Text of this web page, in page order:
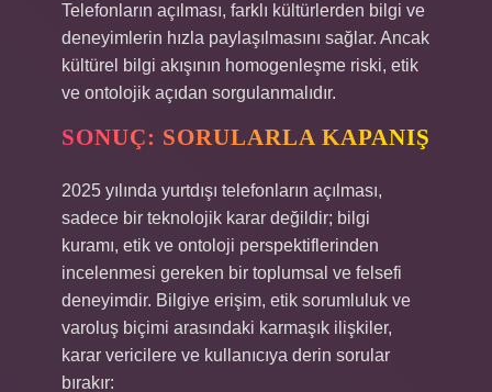
Telefonların açılması, farklı kültürlerden bilgi ve
deneyimlerin hızla paylaşılmasını sağlar. Ancak
kültürel bilgi akışının homogenleşme riski, etik
ve ontolojik açıdan sorgulanmalıdır.
SONUÇ: SORULARLA KAPANIŞ
2025 yılında yurtdışı telefonların açılması,
sadece bir teknolojik karar değildir; bilgi
kuramı, etik ve ontoloji perspektiflerinden
incelenmesi gereken bir toplumsal ve felsefi
deneyimdir. Bilgiye erişim, etik sorumluluk ve
varoluş biçimi arasındaki karmaşık ilişkiler,
karar vericilere ve kullanıcıya derin sorular
bırakır: